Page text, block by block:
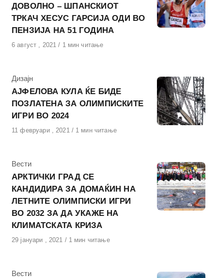
ДОВОЛНО – ШПАНСКИОТ
ТРКАЧ ХЕСУС ГАРСИЈА ОДИ ВО
ПЕНЗИЈА НА 51 ГОДИНА
Објавено
6 август , 2021 1 мин читање
КАтегорија
Дизајн
АЈФЕЛОВА КУЛА ЌЕ БИДЕ
ПОЗЛАТЕНА ЗА ОЛИМПИСКИТЕ
ИГРИ ВО 2024
Објавено
11 февруари , 2021 1 мин читање
КАтегорија
Вести
АРКТИЧКИ ГРАД СЕ
КАНДИДИРА ЗА ДОМАЌИН НА
ЛЕТНИТЕ ОЛИМПИСКИ ИГРИ
ВО 2032 ЗА ДА УКАЖЕ НА
КЛИМАТСКАТА КРИЗА
Објавено
29 јануари , 2021 1 мин читање
КАтегорија
Вести